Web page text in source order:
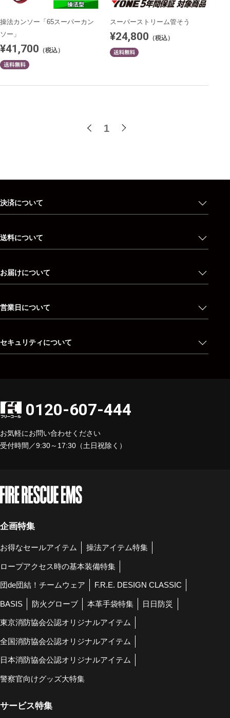
操法カンソー「65スーパーカン
ソー」
¥41,700 （税込）
スーパーストリーム管そう
¥24,800 （税込）
1
決済について
送料について
お届けについて
営業日について
セキュリティについて
0120-607-444
お気軽にお問い合わせください
受付時間／9:30～17:30（土日祝除く）
企画特集
お得なセールアイテム 操法アイテム特集
ロープアクセス時の基本装備特集
団de団結！チームウェア F.R.E. DESIGN CLASSIC
BASIS 防火グローブ 本革手袋特集 日日防災
東京消防協会公認オリジナルアイテム
全国消防協会公認オリジナルアイテム
日本消防協会公認オリジナルアイテム
警察官向けグッズ大特集
サービス特集